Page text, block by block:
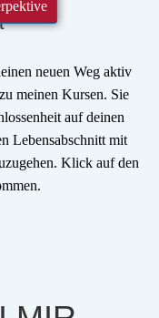
neuen Weg aktiv
meinen Kursen. Sie
auf deinen
Lebensabschnitt mit
Klick auf den